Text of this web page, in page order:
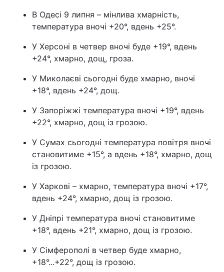
В Одесі 9 липня – мінлива хмарність,
температура вночі +20°, вдень +25°.
У Херсоні в четвер вночі буде +19°, вдень
+24°, хмарно, дощ, гроза.
У Миколаєві сьогодні буде хмарно, вночі
+18°, вдень +24°, дощ.
У Запоріжжі температура вночі +19°, вдень
+22°, хмарно, дощ із грозою.
У Сумах сьогодні температура повітря вночі
становитиме +15°, а вдень +18°, хмарно, дощ
із грозою.
У Харкові – хмарно, температура вночі +17°,
вдень +24°, хмарно, дощ із грозою.
У Дніпрі температура вночі становитиме
+18°, вдень +21°, хмарно, дощ із грозою.
У Сімферополі в четвер буде хмарно,
+18°...+22°, дощ із грозою.